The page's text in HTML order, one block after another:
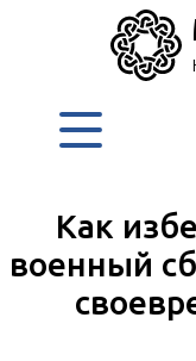
Как
военный